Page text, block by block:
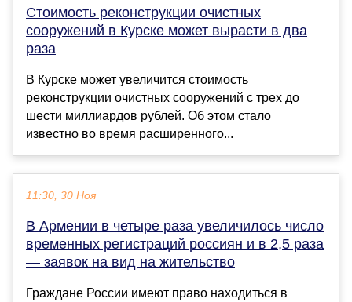
Стоимость реконструкции очистных
сооружений в Курске может вырасти в два
раза
В Курске может увеличится стоимость
реконструкции очистных сооружений с трех до
шести миллиардов рублей. Об этом стало
известно во время расширенного...
11:30, 30 Ноя
В Армении в четыре раза увеличилось число
временных регистраций россиян и в 2,5 раза
— заявок на вид на жительство
Граждане России имеют право находиться в